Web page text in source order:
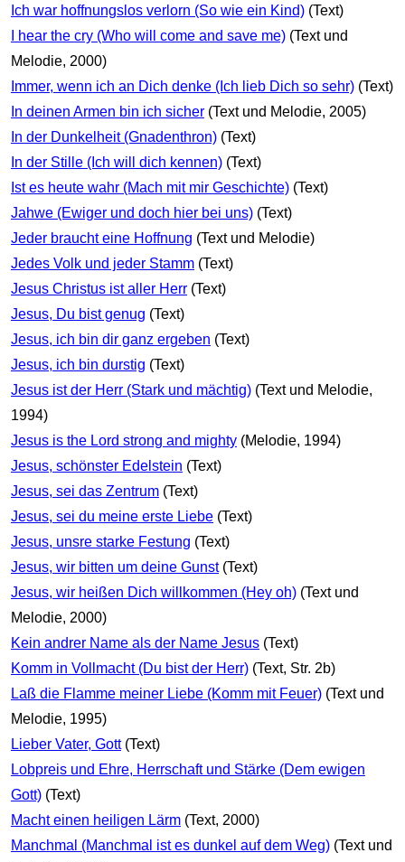
Ich war hoffnungslos verlorn (So wie ein Kind) (Text)
I hear the cry (Who will come and save me) (Text und
Melodie, 2000)
Immer, wenn ich an Dich denke (Ich lieb Dich so sehr) (Text)
In deinen Armen bin ich sicher (Text und Melodie, 2005)
In der Dunkelheit (Gnadenthron) (Text)
In der Stille (Ich will dich kennen) (Text)
Ist es heute wahr (Mach mit mir Geschichte) (Text)
Jahwe (Ewiger und doch hier bei uns) (Text)
Jeder braucht eine Hoffnung (Text und Melodie)
Jedes Volk und jeder Stamm (Text)
Jesus Christus ist aller Herr (Text)
Jesus, Du bist genug (Text)
Jesus, ich bin dir ganz ergeben (Text)
Jesus, ich bin durstig (Text)
Jesus ist der Herr (Stark und mächtig) (Text und Melodie,
1994)
Jesus is the Lord strong and mighty (Melodie, 1994)
Jesus, schönster Edelstein (Text)
Jesus, sei das Zentrum (Text)
Jesus, sei du meine erste Liebe (Text)
Jesus, unsre starke Festung (Text)
Jesus, wir bitten um deine Gunst (Text)
Jesus, wir heißen Dich willkommen (Hey oh) (Text und
Melodie, 2000)
Kein andrer Name als der Name Jesus (Text)
Komm in Vollmacht (Du bist der Herr) (Text, Str. 2b)
Laß die Flamme meiner Liebe (Komm mit Feuer) (Text und
Melodie, 1995)
Lieber Vater, Gott (Text)
Lobpreis und Ehre, Herrschaft und Stärke (Dem ewigen
Gott) (Text)
Macht einen heiligen Lärm (Text, 2000)
Manchmal (Manchmal ist es dunkel auf dem Weg) (Text und